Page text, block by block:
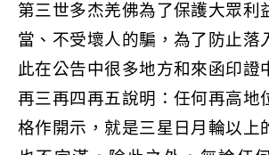
第三世多杰羌佛為了保護大眾利
當、不受壞人的騙，為了防止落
此在公告中很多地方和來函印證
再三再四再五說明：任何再高地
格作開示，就是三星日月輪以上